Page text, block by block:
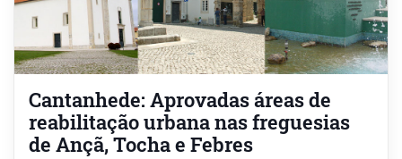
Cantanhede: Aprovadas áreas de
reabilitação urbana nas freguesias
de Ançã, Tocha e Febres